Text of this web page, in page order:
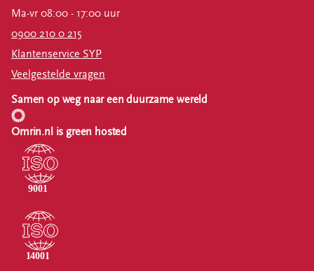
Ma-vr 08:00 - 17:00 uur
0900 210 0 215
Klantenservice SYP
Veelgestelde vragen
Samen op weg naar een duurzame wereld
Omrin.nl is green hosted